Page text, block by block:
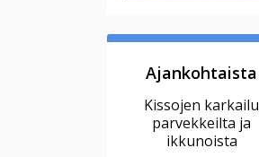
Ajankohtaista
Kissojen karkailu
parvekkeilta ja
ikkunoista